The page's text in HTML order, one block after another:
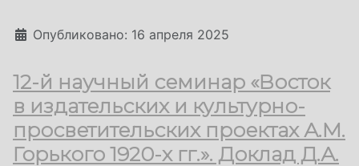
Информация о материале
Опубликовано: 16 апреля 2025
12-й научный семинар «Восток
в издательских и культурно-
просветительских проектах А.М.
Горького 1920-х гг.». Доклад Д.А.